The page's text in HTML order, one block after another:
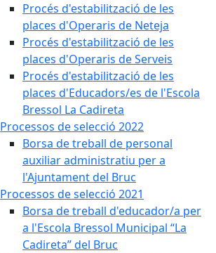
Procés d'estabilització de les
places d'Operaris de Neteja
Procés d'estabilització de les
places d'Operaris de Serveis
Procés d'estabilització de les
places d'Educadors/es de l'Escola
Bressol La Cadireta
Processos de selecció 2022
Borsa de treball de personal
auxiliar administratiu per a
l'Ajuntament del Bruc
Processos de selecció 2021
Borsa de treball d'educador/a per
a l'Escola Bressol Municipal “La
Cadireta” del Bruc